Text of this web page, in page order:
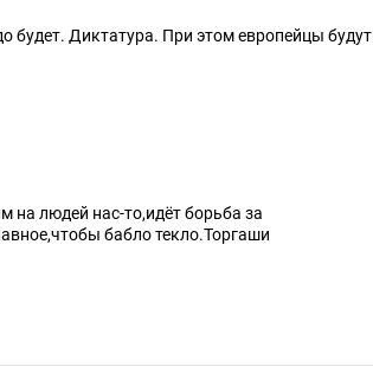
будет. Диктатура. При этом европейцы будут
на людей нас-то,идёт борьба за
бабло текло.Торгаши